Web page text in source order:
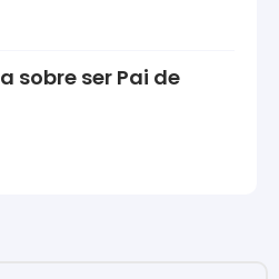
sobre ser Pai de